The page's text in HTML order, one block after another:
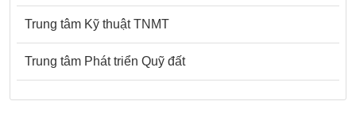
Trung tâm Kỹ thuật TNMT
Trung tâm Phát triển Quỹ đất